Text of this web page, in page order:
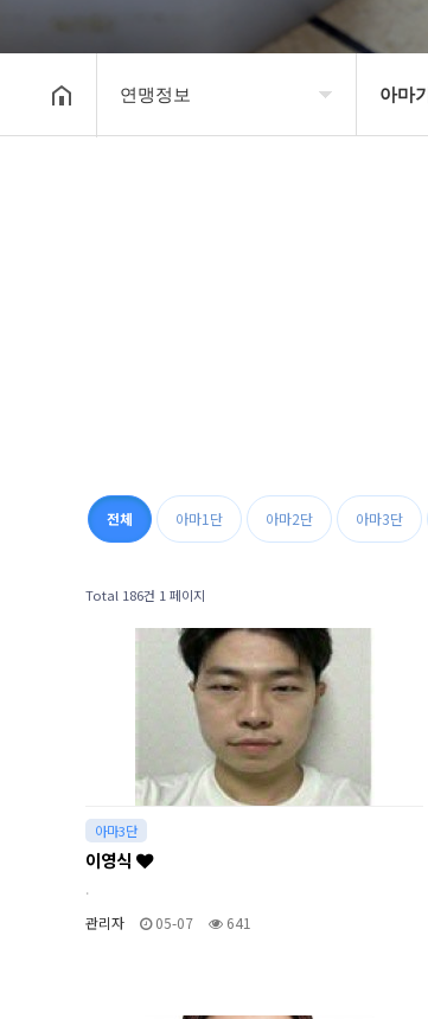
연맹정보 아마
전체 아마1단 아마2단 아마3단
Total 186건 1 페이지
아마3단
이영식
.
관리자
05-07 641